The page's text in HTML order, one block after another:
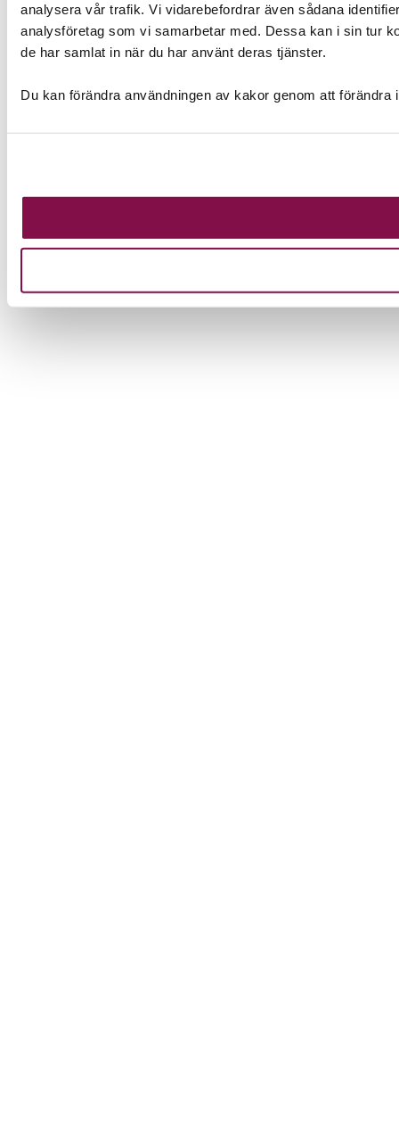
analysera vår trafik. Vi vidarebefordrar även sådana
analysföretag som vi samarbetar med. Dessa kan i sin tur
de har samlat in när du har använt deras tjänster.
Du kan förändra användningen av kakor genom att